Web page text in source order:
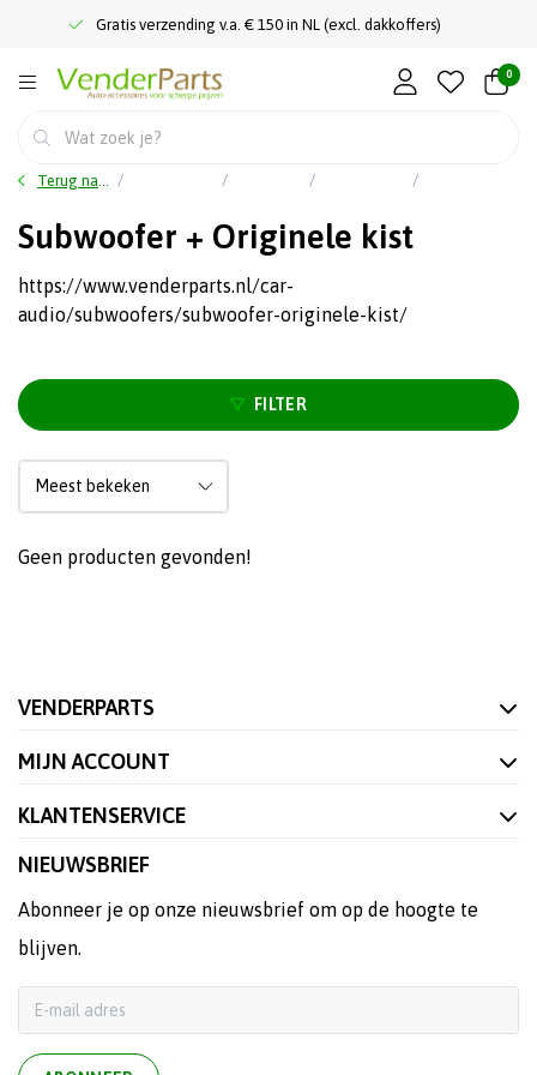
Gratis verzending v.a. € 150 in NL (excl. dakkoffers)
0
Terug naar home
Subwoofer + Originele kist
https://www.venderparts.nl/car-
audio/subwoofers/subwoofer-originele-kist/
FILTER
Geen producten gevonden!
VENDERPARTS
MIJN ACCOUNT
KLANTENSERVICE
NIEUWSBRIEF
Abonneer je op onze nieuwsbrief om op de hoogte te
blijven.